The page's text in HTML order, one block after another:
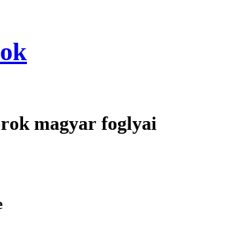
magyar foglyai